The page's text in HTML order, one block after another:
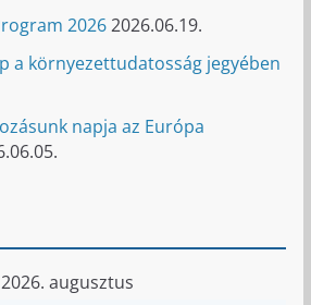
20262026.06.19.
a környezettudatosság jegyében
napja az Európa
2026. augusztus